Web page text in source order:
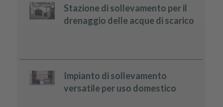
Stazione di sollevamento per il
drenaggio delle acque di scarico
Impianto di sollevamento
versatile per uso domestico